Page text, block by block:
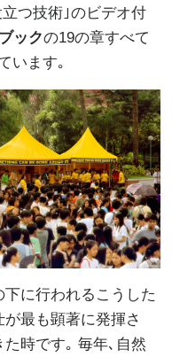
つ技術｣のビデオ付
ックの19の章すべて
います｡
に行われるこうした
最も顕著に発揮さ
時です｡ 毎年､自然